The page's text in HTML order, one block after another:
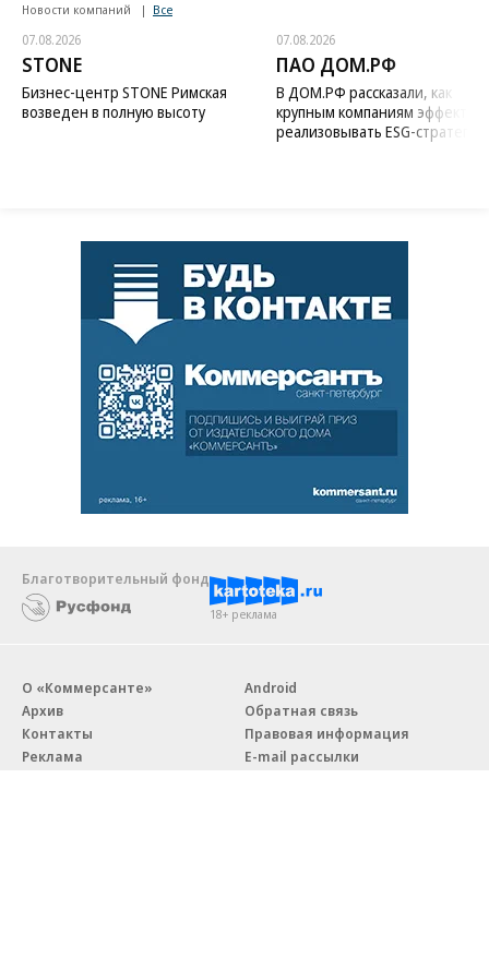
Новости компаний Все
07.08.2026
STONE
Бизнес-центр STONE Римская
возведен в полную высоту
07.08.2026
ПАО ДОМ.РФ
В ДОМ.РФ рассказали, как
крупным компаниям
реализовывать ESG-стратегию
Благотворительный фонд
18+ реклама
О «Коммерсанте»
Архив
Контакты
Реклама
Android
Обратная связь
Правовая информация
E-mail рассылки